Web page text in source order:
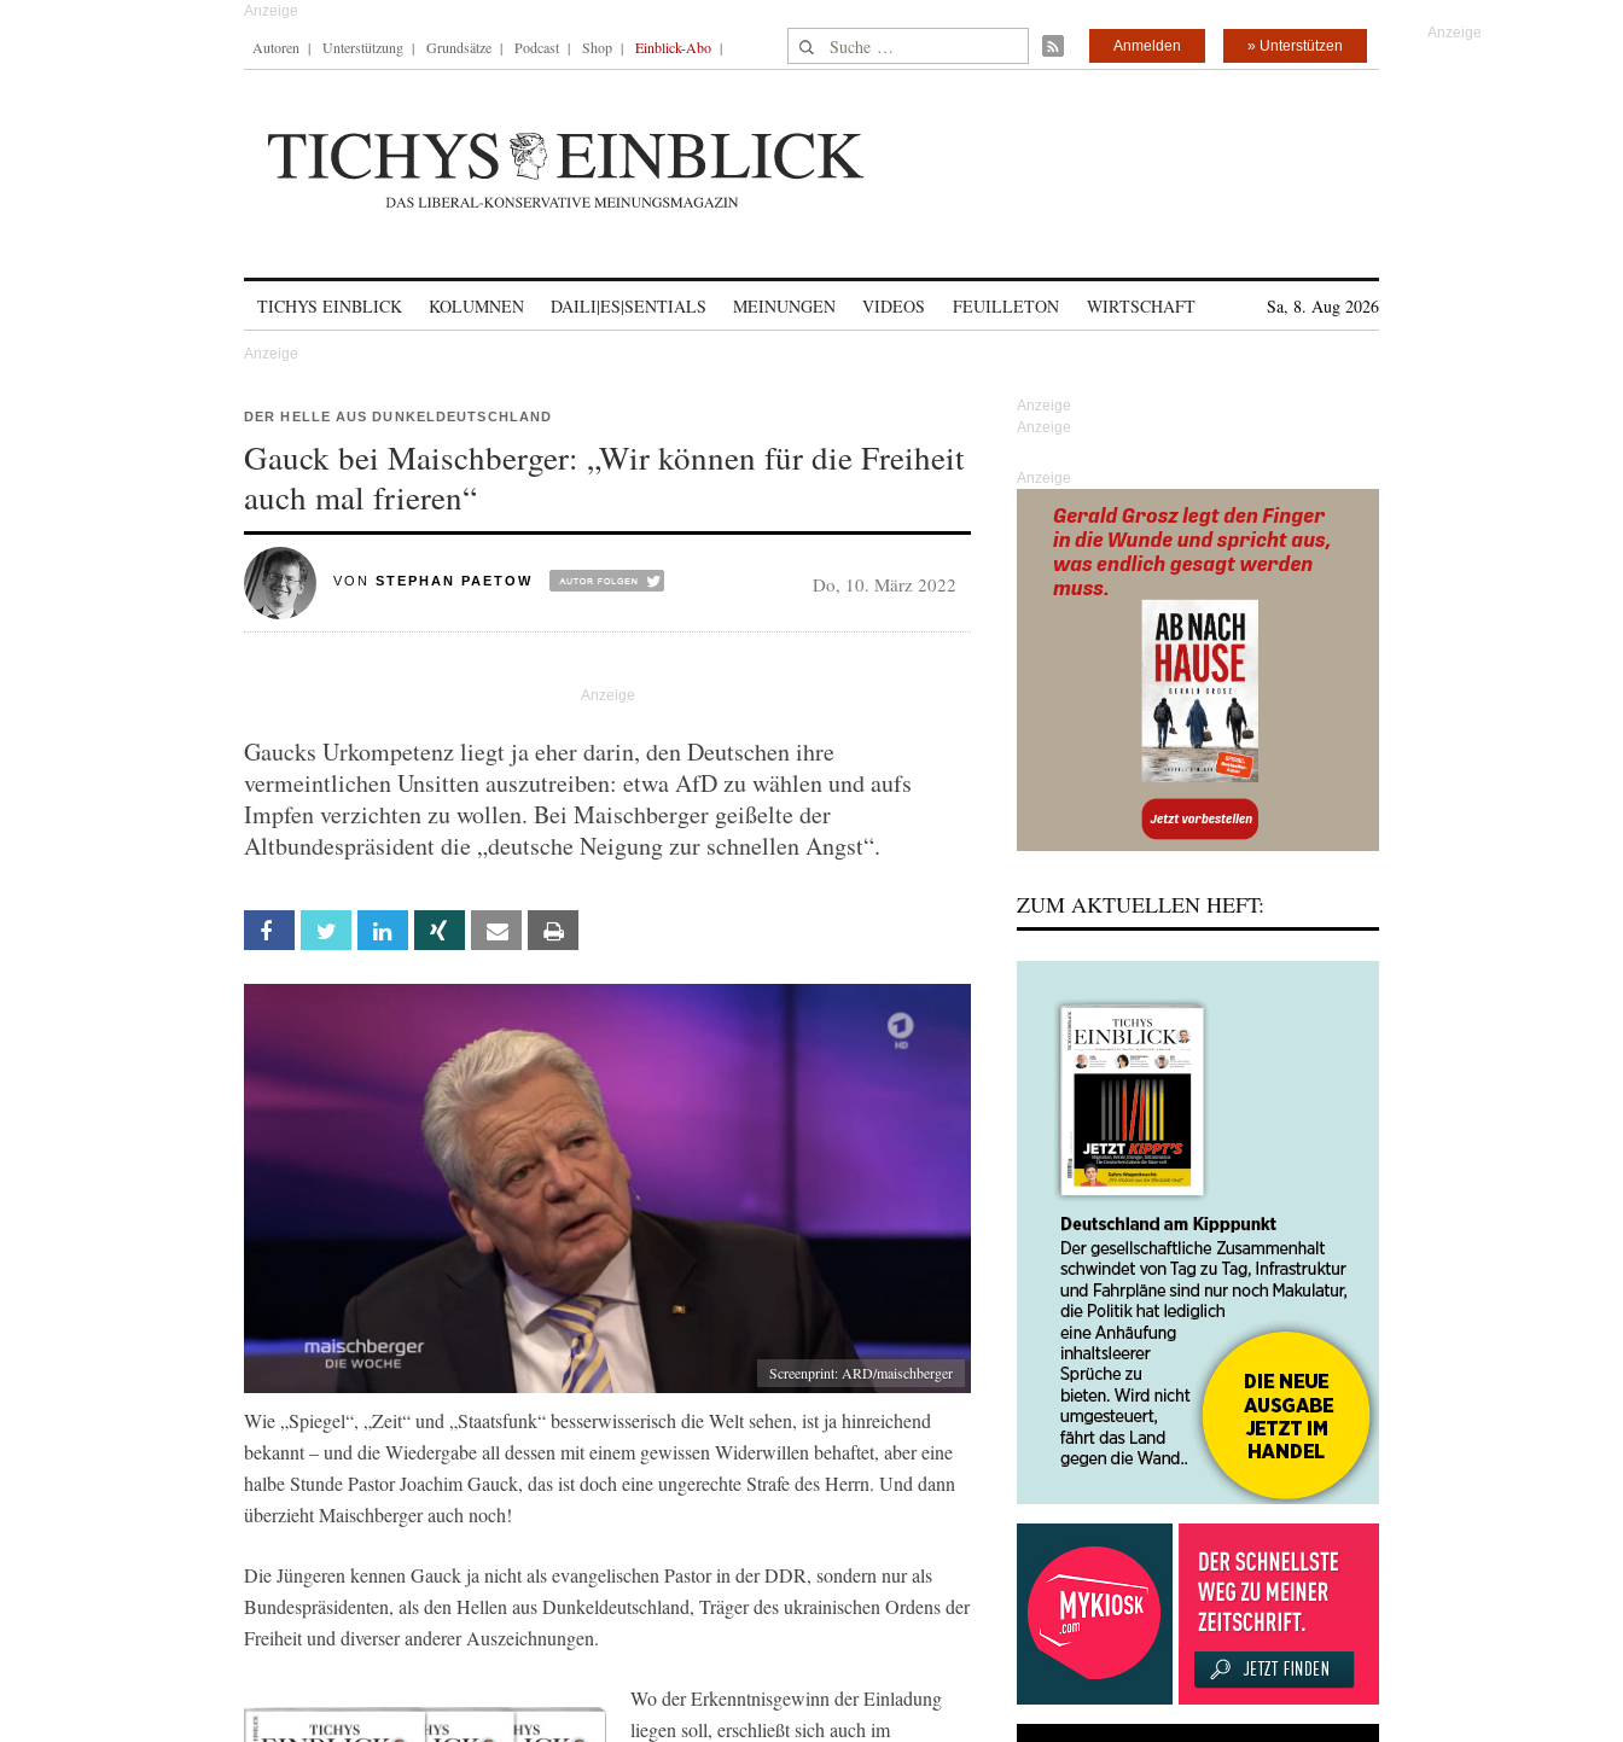
Autoren Unterstützung Grundsätze Podcast Shop Einblick-Abo Suche nach: » Unterstützen
Anmelden
TICHYS EINBLICK KOLUMNEN DAILI|ES|SENTIALS MEINUNGEN VIDEOS FEUILLETON WIRTSCHAFT Sa, 8. Aug 2026
DER HELLE AUS DUNKELDEUTSCHLAND
Gauck bei Maischberger: „Wir können für die Freiheit
auch mal frieren“
VON STEPHAN PAETOW Do, 10. März 2022
Gaucks Urkompetenz liegt ja eher darin, den Deutschen ihre
vermeintlichen Unsitten auszutreiben: etwa AfD zu wählen und aufs
Impfen verzichten zu wollen. Bei Maischberger geißelte der
Altbundespräsident die „deutsche Neigung zur schnellen Angst“.
Facebook Twitter Linkedin Xing Email
Screenprint: ARD/maischberger
Wie „Spiegel“, „Zeit“ und „Staatsfunk“ besserwisserisch die Welt sehen, ist ja hinreichend
bekannt – und die Wiedergabe all dessen mit einem gewissen Widerwillen behaftet, aber eine
halbe Stunde Pastor Joachim Gauck, das ist doch eine ungerechte Strafe des Herrn. Und dann
überzieht Maischberger auch noch!
Die Jüngeren kennen Gauck ja nicht als evangelischen Pastor in der DDR, sondern nur als
Bundespräsidenten, als den Hellen aus Dunkeldeutschland, Träger des ukrainischen Ordens der
Freiheit und diverser anderer Auszeichnungen.
Wo der Erkenntnisgewinn der Einladung
liegen soll, erschließt sich auch im
Anzeige
ZUM AKTUELLEN HEFT: